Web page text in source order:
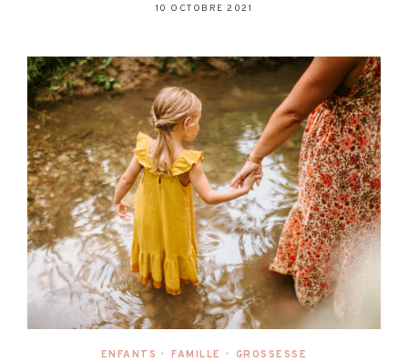
10 OCTOBRE 2021
ENFANTS • FAMILLE • GROSSESSE